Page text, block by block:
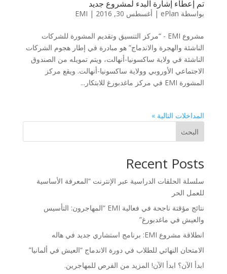
تم إعطاء إشارة البدء لمشروع جديد
بواسطة ePlan
| أغسطس 30, 2016 |
EMI
مشروع EMI - “مركز التنسيق وتقديم المشورة للشركات
الناشئة والهجرة والاندماج” هو مبادرة في إطار هجوم الشركات
الناشئة في ولاية ساكسونيا-أنهالت، ويتم تمويله من الصندوق
الاجتماعي الأوروبي وولاية ساكسونيا-أنهالت. ويقع مركز
المشورة EMI في مركز ماغدبورغ للابتكار...
المداخلات التالية »
البحث
Recent Posts
سلسلة الحلقات الدراسية عبر الإنترنت “المعرفة الأساسية
للعمل الحر
نتائج مؤقتة ناجحة في فعالية EMI “المهاجرون: التأسيس
والعيش في ماغدبورغ”
انطلاقة مشروع EMI: برنامج استشاري جديد في هاله
الامتحان النهائي للطلاب في دورة الاندماج “العيش في ألمانيا”
ابدأ الآن؟ ابدأ الآن! المزيد من الفرص للمهاجرين.